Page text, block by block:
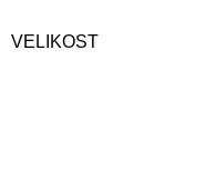
VELIKOST